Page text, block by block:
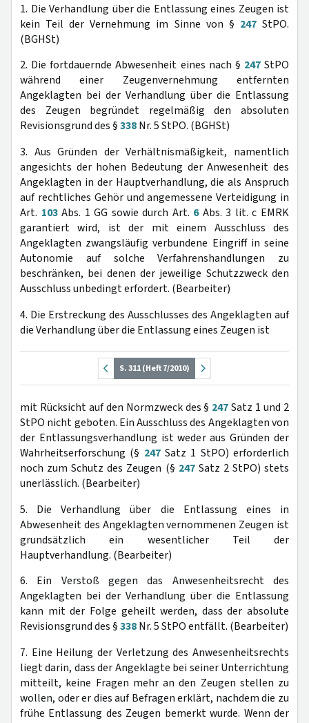
1. Die Verhandlung über die Entlassung eines Zeugen ist
kein Teil der Vernehmung im Sinne von § 247StPO.
(BGHSt)
2. Die fortdauernde Abwesenheit eines nach § 247StPO
während einer Zeugenvernehmung entfernten
Angeklagten bei der Verhandlung über die Entlassung
des Zeugen begründet regelmäßig den absoluten
Revisionsgrund des §338Nr. 5 StPO. (BGHSt)
3. Aus Gründen der Verhältnismäßigkeit, namentlich
angesichts der hohen Bedeutung der Anwesenheit des
Angeklagten in der Hauptverhandlung, die als Anspruch
auf rechtliches Gehör und angemessene Verteidigung in
Art. 103Abs. 1 GG sowie durch Art. 6Abs. 3 lit. c EMRK
garantiert wird, ist der mit einem Ausschluss des
Angeklagten zwangsläufig verbundene Eingriff in seine
Autonomie auf solche Verfahrenshandlungen zu
beschränken, bei denen der jeweilige Schutzzweck den
Ausschluss unbedingt erfordert. (Bearbeiter)
4. Die Erstreckung des Ausschlusses des Angeklagten auf
die Verhandlung über die Entlassung eines Zeugen ist
S. 311 (Heft 7/2010)
mit Rücksicht auf den Normzweck des § 247Satz 1 und 2
StPO nicht geboten. Ein Ausschluss des Angeklagten von
der Entlassungsverhandlung ist weder aus Gründen der
Wahrheitserforschung (§ 247Satz 1 StPO) erforderlich
noch zum Schutz des Zeugen (§ 247Satz 2 StPO) stets
unerlässlich. (Bearbeiter)
5. Die Verhandlung über die Entlassung eines in
Abwesenheit des Angeklagten vernommenen Zeugen ist
grundsätzlich ein wesentlicher Teil der
Hauptverhandlung. (Bearbeiter)
6. Ein Verstoß gegen das Anwesenheitsrecht des
Angeklagten bei der Verhandlung über die Entlassung
kann mit der Folge geheilt werden, dass der absolute
Revisionsgrund des §338Nr. 5 StPO entfällt. (Bearbeiter)
7. Eine Heilung der Verletzung des Anwesenheitsrechts
liegt darin, dass der Angeklagte bei seiner Unterrichtung
mitteilt, keine Fragen mehr an den Zeugen stellen zu
wollen, oder er dies auf Befragen erklärt, nachdem die zu
frühe Entlassung des Zeugen bemerkt wurde. Wenn der